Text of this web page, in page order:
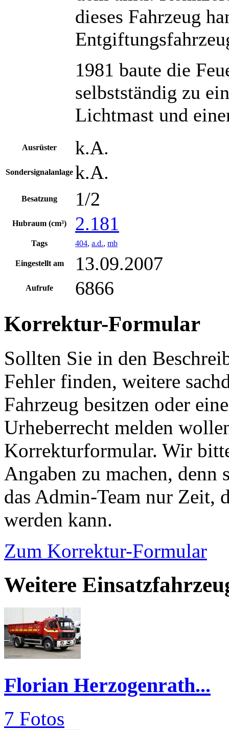
dieses Fahrzeug
1981 baute die
selbstständig zu
Lichtmast und
Ausrüster k.A.
Sondersignalanlage k.A.
Besatzung 1/2
Hubraum (cm³) 2.181
Tags 404, a.d., mb
Eingestellt am 13.09.2007
Aufrufe 6866
Korrektur-Formular
Sollten Sie in den
Fehler finden, weitere
Fahrzeug besitzen oder
Urheberrecht melden
Korrekturformular. Wir
Angaben zu machen,
das Admin-Team nur Zeit,
werden kann.
Zum Korrektur-Formular
Weitere
Florian Herzogenrath...
7 Fotos